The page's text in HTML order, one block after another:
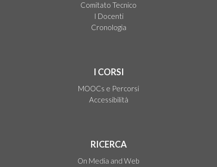
Comitato Tecnico
I Docenti
Cronologia
I CORSI
MOOCs e Percorsi
Accessibilità
RICERCA
On Media and Web